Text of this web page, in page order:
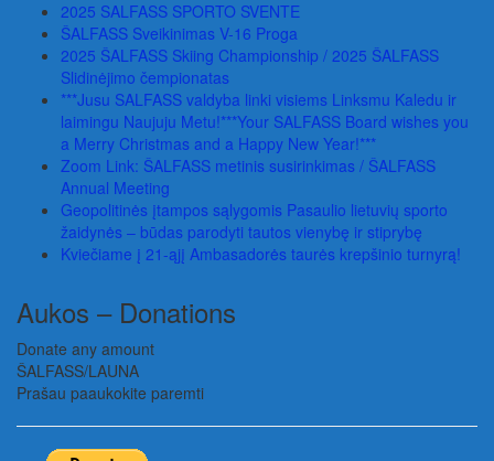
2025 SALFASS SPORTO SVENTE
ŠALFASS Sveikinimas V-16 Proga
2025 ŠALFASS Skiing Championship / 2025 ŠALFASS
Slidinėjimo čempionatas
***Jusu SALFASS valdyba linki visiems Linksmu Kaledu ir
laimingu Naujuju Metu!***Your SALFASS Board wishes you
a Merry Christmas and a Happy New Year!***
Zoom Link: ŠALFASS metinis susirinkimas / ŠALFASS
Annual Meeting
Geopolitinės įtampos sąlygomis Pasaulio lietuvių sporto
žaidynės – būdas parodyti tautos vienybę ir stiprybę
Kviečiame į 21-ąjį Ambasadorės taurės krepšinio turnyrą!
Aukos – Donations
Donate any amount
ŠALFASS/LAUNA
Prašau paaukokite paremti